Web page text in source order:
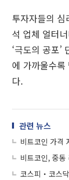
투자자들의
석 업체 얼터
‘극도의 공포
에 가까울수
다.
관련 뉴스
코스피‧코스